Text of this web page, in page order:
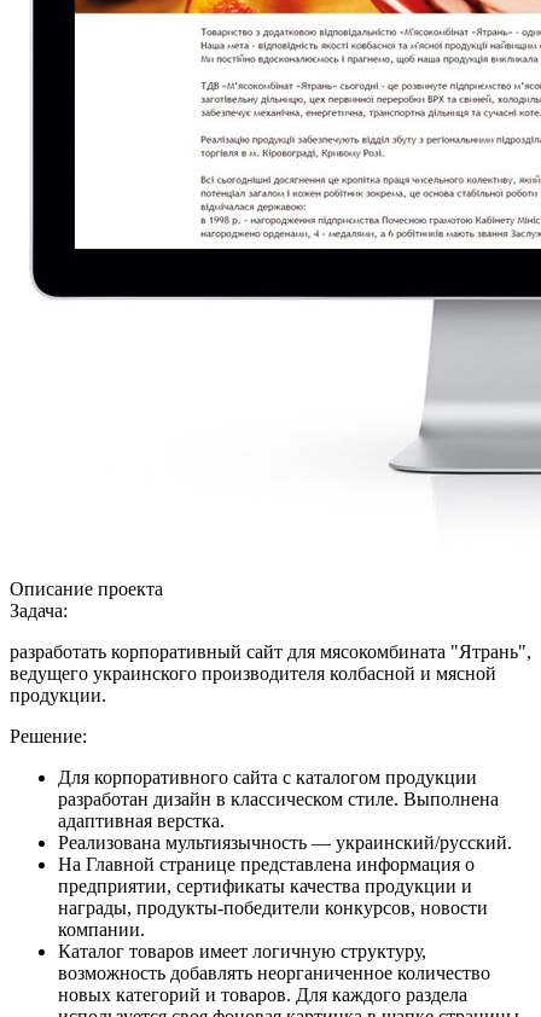
Описание проекта
Задача:
разработать корпоративный сайт для мясокомбината "Ятрань",
ведущего украинского производителя колбасной и мясной
продукции.
Решение:
Для корпоративного сайта с каталогом продукции
разработан дизайн в классическом стиле. Выполнена
адаптивная верстка.
Реализована мультиязычность — украинский/русский.
На Главной странице представлена информация о
предприятии, сертификаты качества продукции и
награды, продукты-победители конкурсов, новости
компании.
Каталог товаров имеет логичную структуру,
возможность добавлять неорганиченное количество
новых категорий и товаров. Для каждого раздела